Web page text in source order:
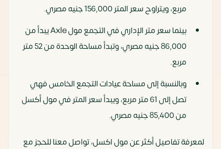
مربع، ويتراوح سعر المتر 156,000 جنيه مصري.
بينما سعر متر الإداري في التجمع مول Axle يبدأ من
86,000 جنيه مصري، وتبدأ مساحة الوحدة من 52 متر
مربع.
وبالنسبة إلى مساحة عيادات التجمع الخامس فهي
تصل إلى 61 متر مربع، ويبدأ سعر المتر في مول أكسل
من 85,400 جنيه مصري.
لمعرفة تفاصيل أكثر عن مول اكسل، تواصل معنا للحجز مع